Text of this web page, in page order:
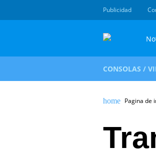
Publicidad
CONSOLAS /
Pagina de